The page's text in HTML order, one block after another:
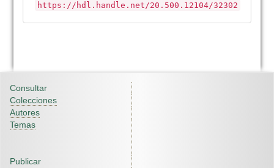
https://hdl.handle.net/20.500.12104/32302
Consultar
Colecciones
Autores
Temas
Publicar